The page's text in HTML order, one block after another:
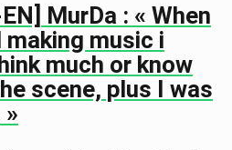
MurDa : « When
music i
much or know
scene, plus I was